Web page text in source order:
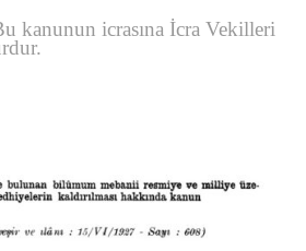
kanunun icrasına İcra Vekilleri